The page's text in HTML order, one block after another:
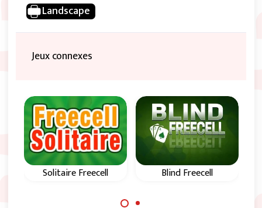
Landscape
Jeux connexes
Solitaire Freecell Blind Freecell